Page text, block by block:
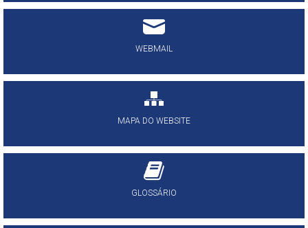
WEBMAIL
MAPA DO WEBSITE
GLOSSÁRIO